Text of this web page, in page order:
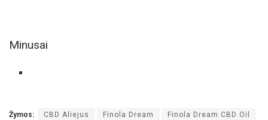
Minusai
Žymos: CBD Aliejus Finola Dream Finola Dream CBD Oil